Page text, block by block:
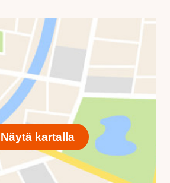
Näytä kartalla